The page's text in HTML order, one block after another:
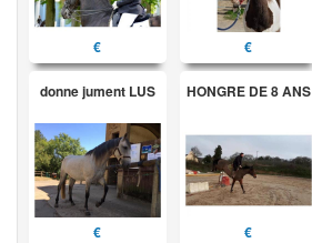
€ €
donne jument LUS
€
HONGRE DE 8 ANS
€